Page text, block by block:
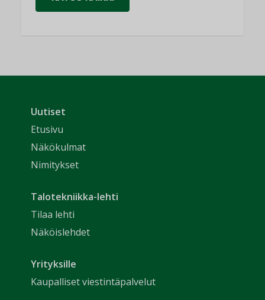
Uutiset
Etusivu
Näkökulmat
Nimitykset
Talotekniikka-lehti
Tilaa lehti
Näköislehdet
Yrityksille
Kaupalliset viestintäpalvelut